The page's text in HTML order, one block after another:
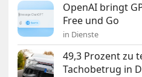
OpenAI bringt
Free und Go
in Dienste
49,3 Prozent zu
Tachobetrug in